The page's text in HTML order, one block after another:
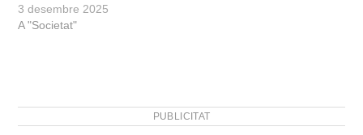
3 desembre 2025
A "Societat"
PUBLICITAT